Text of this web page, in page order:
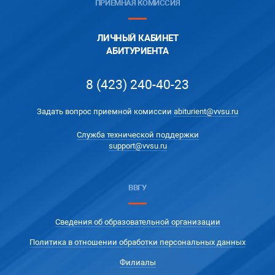
ПРИЁМНАЯ КОМИССИЯ
ЛИЧНЫЙ КАБИНЕТ
АБИТУРИЕНТА
8 (423) 240-40-23
Задать вопрос приемной комиссии abiturient@vvsu.ru
Служба технической поддержки
support@vvsu.ru
ВВГУ
Сведения об образовательной организации
Политика в отношении обработки персональных данных
Филиалы